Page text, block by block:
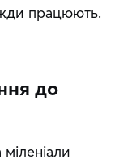
працюють.
до